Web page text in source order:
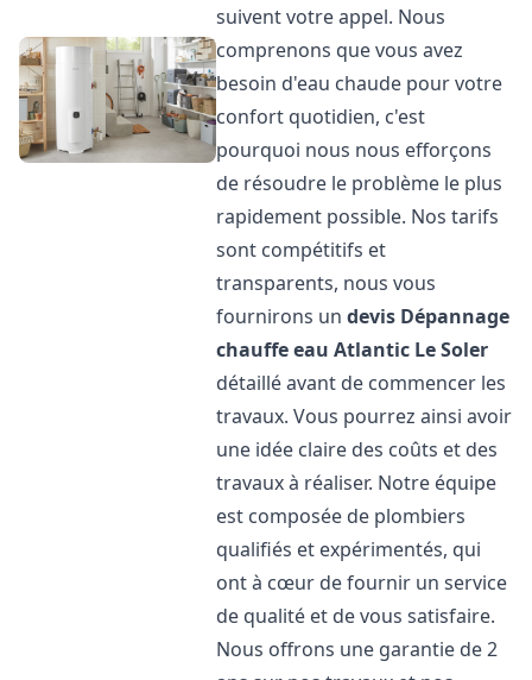
suivent votre appel. Nous
comprenons que vous avez
besoin d'eau chaude pour votre
confort quotidien, c'est
pourquoi nous nous efforçons
de résoudre le problème le plus
rapidement possible. Nos tarifs
sont compétitifs et
transparents, nous vous
fournirons undevis Dépannage
chauffe eau Atlantic Le Soler
détaillé avant de commencer les
travaux. Vous pourrez ainsi avoir
une idée claire des coûts et des
travaux à réaliser. Notre équipe
est composée de plombiers
qualifiés et expérimentés, qui
ont à cœur de fournir un service
de qualité et de vous satisfaire.
Nous offrons une garantie de 2